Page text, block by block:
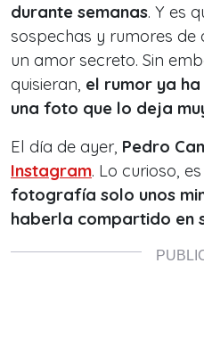
durante semanas. Y es
sospechas y rumores
un amor secreto. Sin
quisieran, el rumor ya
una foto que lo deja
El día de ayer, Pedro
Instagram. Lo curioso,
fotografía solo unos
haberla compartido en